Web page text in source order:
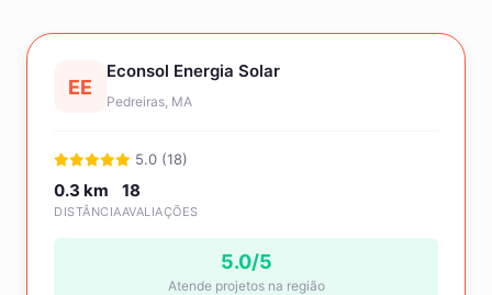
EE
Econsol Energia Solar
Pedreiras, MA
5.0 (18)
0.3 km
DISTÂNCIA
18
AVALIAÇÕES
5.0/5
Atende projetos na região